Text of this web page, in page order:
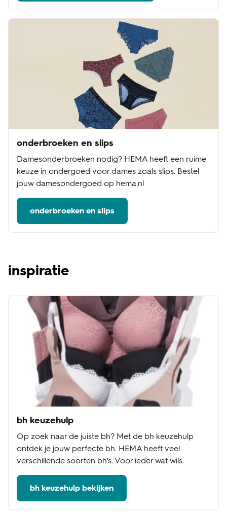
onderbroeken en slips
Damesonderbroeken nodig? HEMA heeft een ruime
keuze in ondergoed voor dames zoals slips. Bestel
jouw damesondergoed op hema.nl
onderbroeken en slips
inspiratie
bh keuzehulp
Op zoek naar de juiste bh? Met de bh keuzehulp
ontdek je jouw perfecte bh. HEMA heeft veel
verschillende soorten bh's. Voor ieder wat wils.
bh keuzehulp bekijken